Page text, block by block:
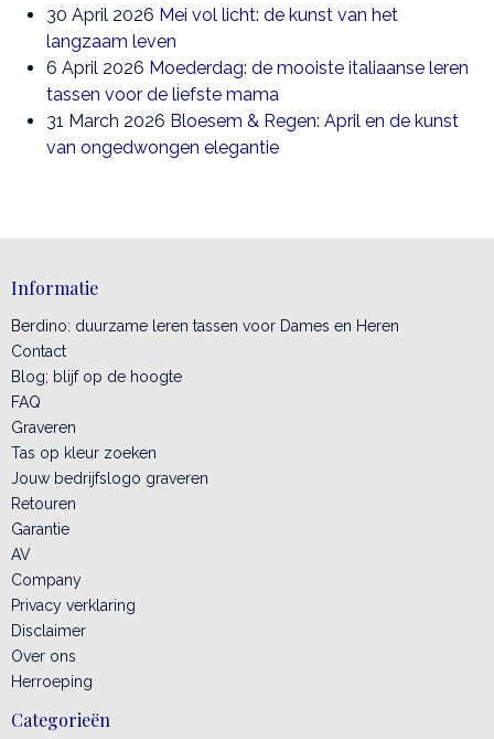
30 April 2026 Mei vol licht: de kunst van het
langzaam leven
6 April 2026 Moederdag: de mooiste italiaanse leren
tassen voor de liefste mama
31 March 2026 Bloesem & Regen: April en de kunst
van ongedwongen elegantie
Informatie
Berdino: duurzame leren tassen voor Dames en Heren
Contact
Blog; blijf op de hoogte
FAQ
Graveren
Tas op kleur zoeken
Jouw bedrijfslogo graveren
Retouren
Garantie
AV
Company
Privacy verklaring
Disclaimer
Over ons
Herroeping
Categorieën